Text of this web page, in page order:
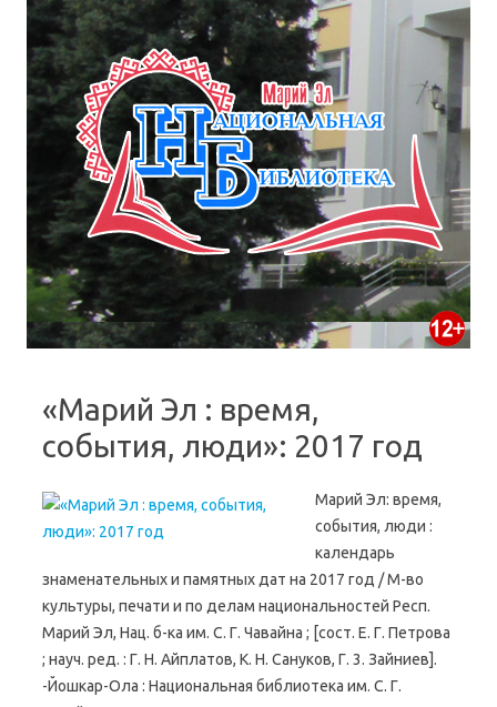
«Марий Эл : время,
события, люди»: 2017 год
Марий Эл: время,
события, люди :
календарь
знаменательных и памятных дат на 2017 год / М-во
культуры, печати и по делам национальностей Респ.
Марий Эл, Нац. б-ка им. С. Г. Чавайна ; [сост. Е. Г. Петрова
; науч. ред. : Г. Н. Айплатов, К. Н. Сануков, Г. 3. Зайниев].
-Йошкар-Ола : Национальная библиотека им. С. Г.